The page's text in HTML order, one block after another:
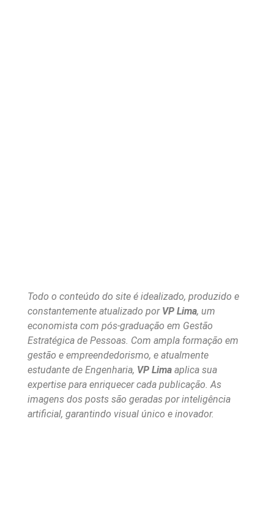
Todo o conteúdo do site é idealizado, produzido e
constantemente atualizado por VP Lima, um
economista com pós-graduação em Gestão
Estratégica de Pessoas. Com ampla formação em
gestão e empreendedorismo, e atualmente
estudante de Engenharia, VP Lima aplica sua
expertise para enriquecer cada publicação. As
imagens dos posts são geradas por inteligência
artificial, garantindo visual único e inovador.